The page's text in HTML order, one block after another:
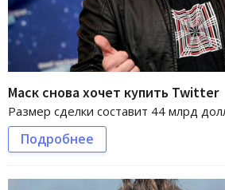
Маск снова хочет купить Twitter
Размер сделки составит 44 млрд
Подробнее